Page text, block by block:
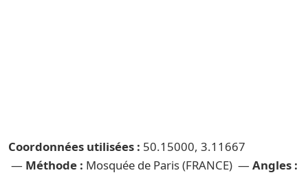
Coordonnées utilisées : 50.15000, 3.11667
— Méthode : Mosquée de Paris (FRANCE) — Angles :